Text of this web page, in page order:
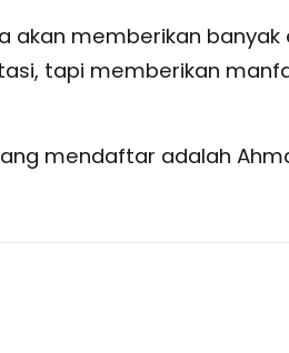
akan memberikan
tapi memberikan
mendaftar adalah